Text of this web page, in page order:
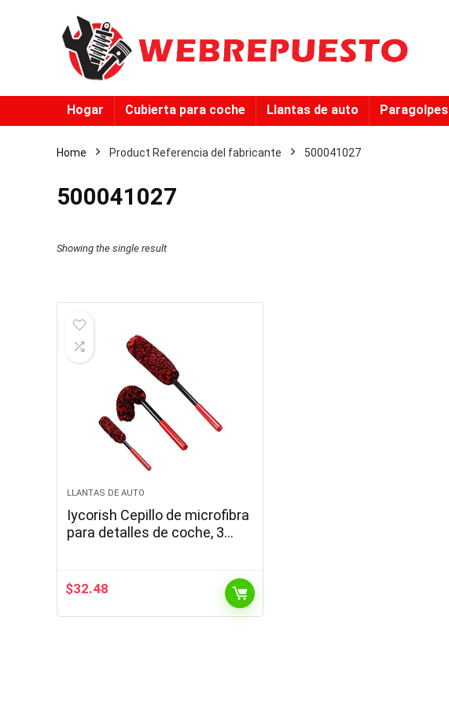
Hogar Cubierta para coche Llantas de auto Paragolpes
Home Product Referencia del fabricante ‎500041027
‎500041027
Showing the single result
LLANTAS DE AUTO
Iycorish Cepillo de microfibra
para detalles de coche, 3
escape…
$32.48